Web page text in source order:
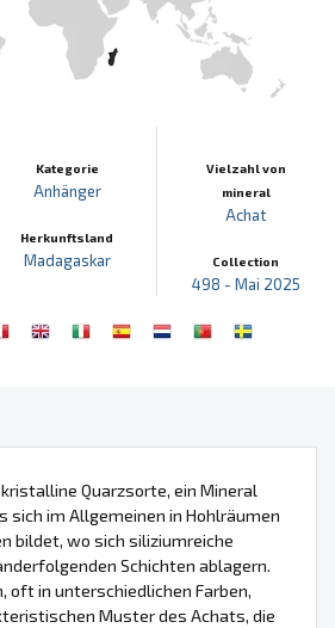
Kategorie
Anhänger
Herkunftsland
Madagaskar
Vielzahl von
mineral
Achat
Collection
498 - Mai 2025
Quarzsorte, ein Mineral
sich im Allgemeinen in Hohlräumen
bildet, wo sich siliziumreiche
Schichten ablagern.
oft in unterschiedlichen Farben,
Muster des Achats, die